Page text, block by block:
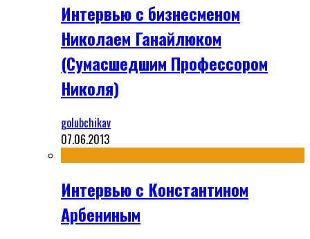
Интервью с бизнесменом
Николаем Ганайлюком
(Сумасшедшим Профессором
Николя)
golubchikav
07.06.2013
Интервью с Константином
Арбениным